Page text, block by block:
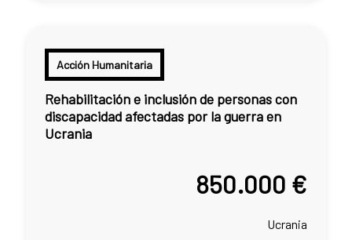
Acción Humanitaria
Rehabilitación e inclusión de personas con
discapacidad afectadas por la guerra en
Ucrania
850.000 €
Ucrania